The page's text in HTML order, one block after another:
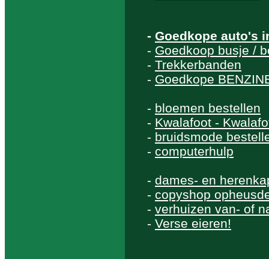
- Goedkope auto's
- Goedkoop busje /
- Trekkerbanden
- Goedkope
- bloemen bestellen
- Kwalafoot -
- bruidsmode
- computerhulp
- dames- en
- copyshop
- verhuizen van- of
- Verse eieren!